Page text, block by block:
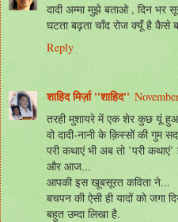
दादी अम्मा मुझे बताओ , दिन भर
घटता बढ़ता चाँद रोज क्यूँ है कैसे
Reply
शाहिद मिर्ज़ा ''शाहिद''
तरही मुशायरे में एक शेर कुछ यूं
वो दादी-नानी के क़िस्सों की गुम
परी कथाएं भी अब तो ’परी कथाएं’
और आज...
आपकी इस खूबसूरत कविता ने...
बचपन की ऐसी ही यादों को जगा
बहुत उम्दा लिखा है.